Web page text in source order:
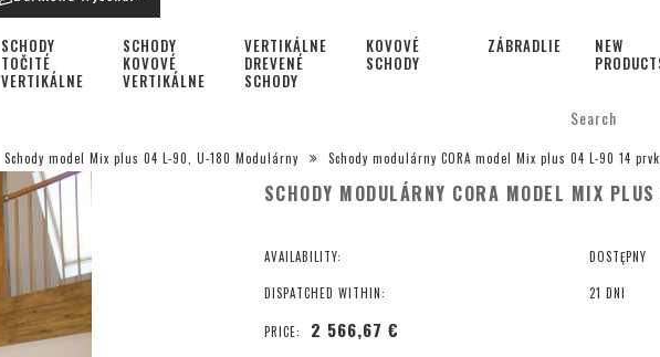
SCHODY
TOČITÉ
VERTIKÁLNE
SCHODY
KOVOVÉ
VERTIKÁLNE
VERTIKÁLNE
DREVENÉ
SCHODY
KOVOVÉ
SCHODY
ZÁBRADLIE
NEW
Schody model Mix plus 04 L-90, U-180 Modulárny Schody modulárny CORA model Mix plus 04 L-90 14
SCHODY MODULÁRNY CORA MODEL MIX
AVAILABILITY: DOSTĘPNY
DISPATCHED WITHIN: 21 DNI
PRICE: 2 566,67 €